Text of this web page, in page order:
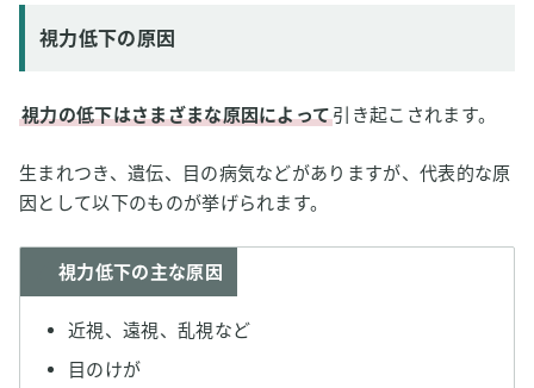
視力低下の原因
視力の低下はさまざまな原因によって引き起こされます。
生まれつき、遺伝、目の病気などがありますが、代表的な原
因として以下のものが挙げられます。
視力低下の主な原因
近視、遠視、乱視など
目のけが